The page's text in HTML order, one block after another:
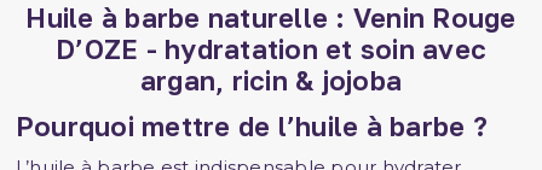
Huile à barbe naturelle : Venin Rouge
D’OZE - hydratation et soin avec
argan, ricin & jojoba
Pourquoi mettre de l’huile à barbe ?